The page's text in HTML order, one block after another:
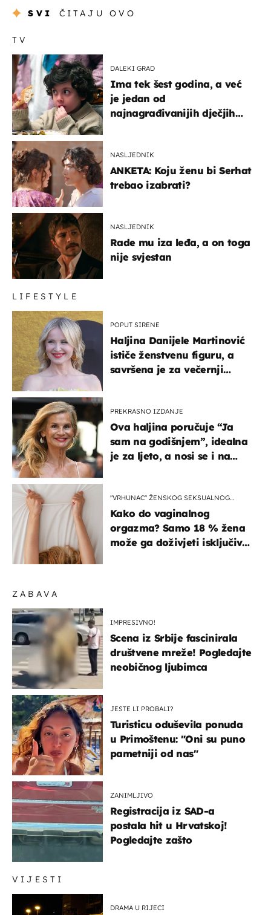
SVI ČITAJU OVO
VIJESTI
DRAMA U RIJECI
ZABAVA
IMPRESIVNO!
Scena iz Srbije fascinirala
društvene mreže! Pogledajte
neobičnog ljubimca
JESTE LI PROBALI?
Turisticu oduševila ponuda
u Primoštenu: "Oni su puno
pametniji od nas"
ZANIMLJIVO
Registracija iz SAD-a
postala hit u Hrvatskoj!
Pogledajte zašto
TV
DALEKI GRAD
Ima tek šest godina, a već
je jedan od
najnagrađivanijih dječjih
NASLJEDNIK
ANKETA: Koju ženu bi Serhat
trebao izabrati?
NASLJEDNIK
Rade mu iza leđa, a on toga
nije svjestan
LIFESTYLE
POPUT SIRENE
Haljina Danijele Martinović
ističe ženstvenu figuru, a
savršena je za večernji
PREKRASNO IZDANJE
Ova haljina poručuje “Ja
sam na godišnjem”, idealna
je za ljeto, a nosi se i na
"VRHUNAC" ŽENSKOG SEKSUALNOG
Kako do vaginalnog
orgazma? Samo 18 % žena
može ga doživjeti isključivo